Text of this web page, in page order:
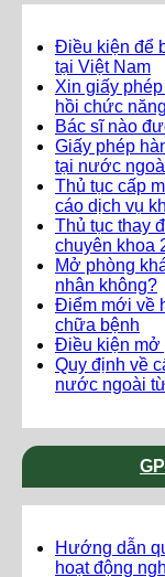
Điều kiện để
tại Việt Nam
Xin giấy
hồi chức năng
Bác sĩ nào
Giấy phép
tại nước
Thủ tục cấp
cáo dịch vụ
Thủ tục thay
chuyên khoa
Mở phòng
nhân không?
Điểm mới về
chữa bệnh
Điều kiện mở
Quy định về
nước ngoài
Hướng dẫn
hoạt động